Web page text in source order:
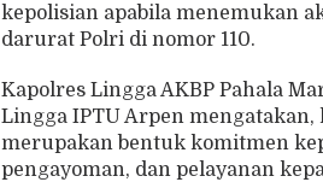
a
n
kepolisian apabila menemukan
darurat Polri di nomor 110.
Kapolres Lingga AKBP Pahala
Lingga IPTU Arpen
merupakan bentuk komitmen
pengayoman, dan pelayanan